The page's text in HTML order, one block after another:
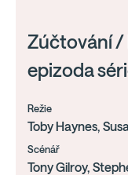
Zúčtování /
epizoda
Režie
Toby Haynes,
Scénář
Tony Gilroy,